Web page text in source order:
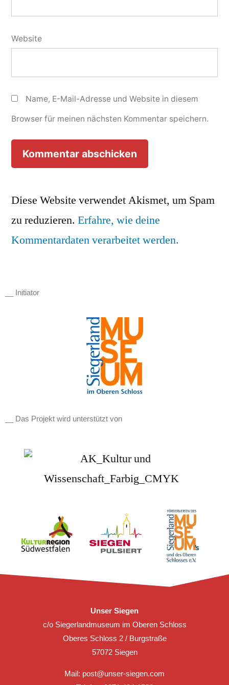
Website
Name, E-Mail-Adresse und Website in diesem
Browser für meinen nächsten Kommentar speichern.
Diese Website verwendet Akismet, um Spam
zu reduzieren. Erfahre, wie deine
Kommentardaten verarbeitet werden.
__ Initiator
__ Das Projekt wird unterstützt von
Unser Siegen
c/o Siegerlandmuseum im Oberen Schloss
Oberes Schloss 2 / Burgstraße
57072 Siegen
Mail: post@unser-siegen.com